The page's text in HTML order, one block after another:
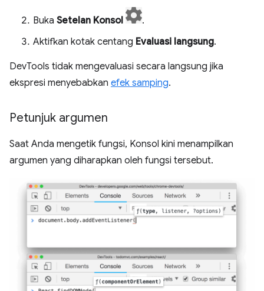
Buka Setelan Konsol
.
Aktifkan kotak centang Evaluasi langsung.
DevTools tidak mengevaluasi secara langsung jika
ekspresi menyebabkan efek samping.
Petunjuk argumen
Saat Anda mengetik fungsi, Konsol kini menampilkan
argumen yang diharapkan oleh fungsi tersebut.